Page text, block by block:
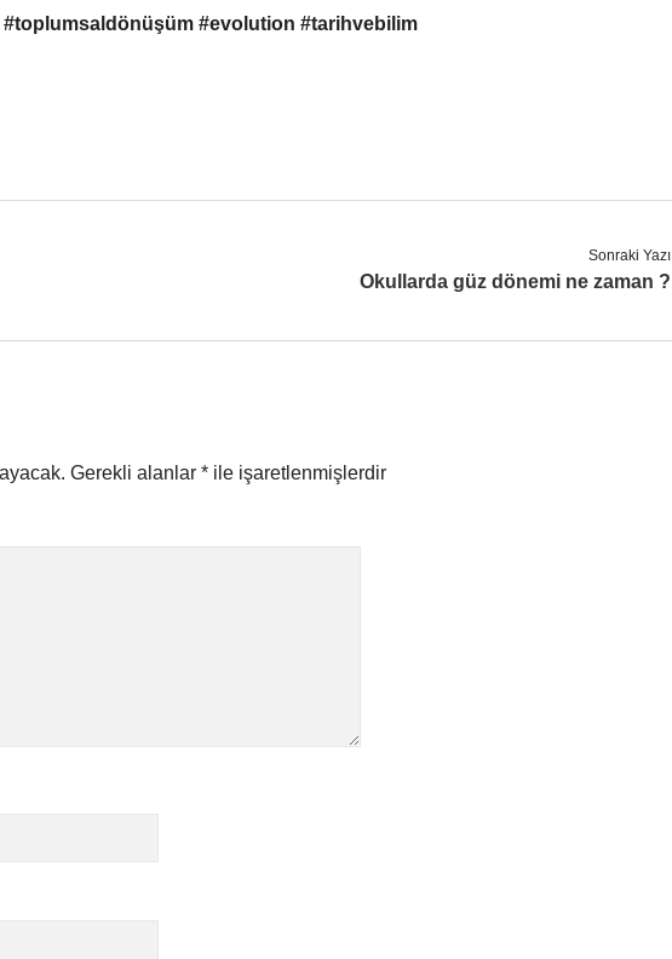
#evolution #tarihvebilim
Sonraki Yazı
Okullarda güz dönemi ne zaman ?
Gerekli alanlar * ile işaretlenmişlerdir